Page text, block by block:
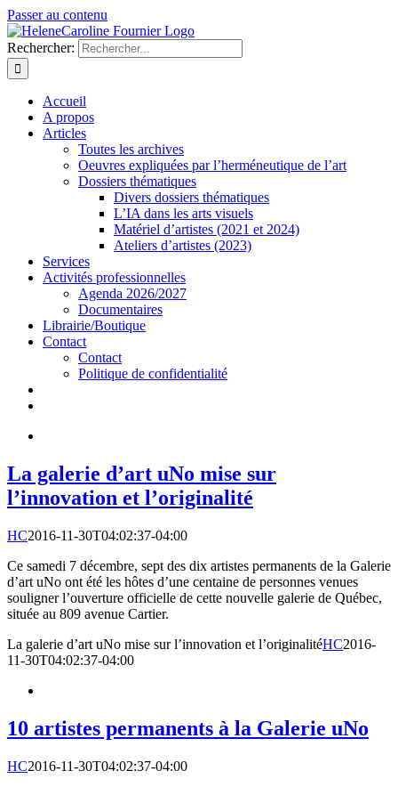
Passer au contenu
Rechercher:
Accueil
A propos
Articles
Toutes les archives
Oeuvres expliquées par l’herméneutique de l’art
Dossiers thématiques
Divers dossiers thématiques
L’IA dans les arts visuels
Matériel d’artistes (2021 et 2024)
Ateliers d’artistes (2023)
Services
Activités professionnelles
Agenda 2026/2027
Documentaires
Librairie/Boutique
Contact
Contact
Politique de confidentialité
La galerie d’art uNo mise sur
l’innovation et l’originalité
HC2016-11-30T04:02:37-04:00
Ce samedi 7 décembre, sept des dix artistes permanents de la Galerie
d’art uNo ont été les hôtes d’une centaine de personnes venues
souligner l’ouverture officielle de cette nouvelle galerie de Québec,
située au 809 avenue Cartier.
La galerie d’art uNo mise sur l’innovation et l’originalitéHC2016-
11-30T04:02:37-04:00
10 artistes permanents à la Galerie uNo
HC2016-11-30T04:02:37-04:00